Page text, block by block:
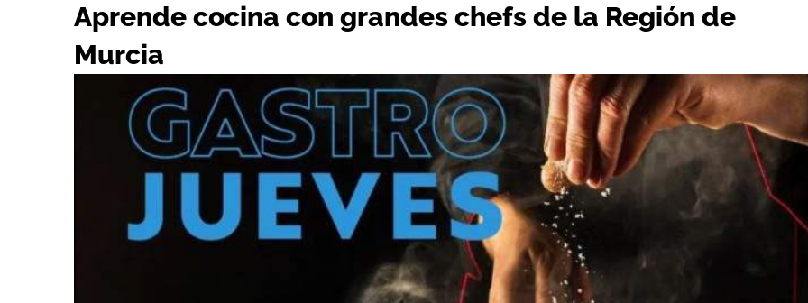
Aprende cocina con grandes chefs de la Región de
Murcia